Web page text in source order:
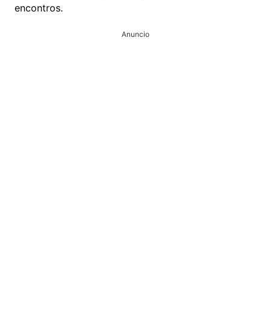
encontros.
Anuncio